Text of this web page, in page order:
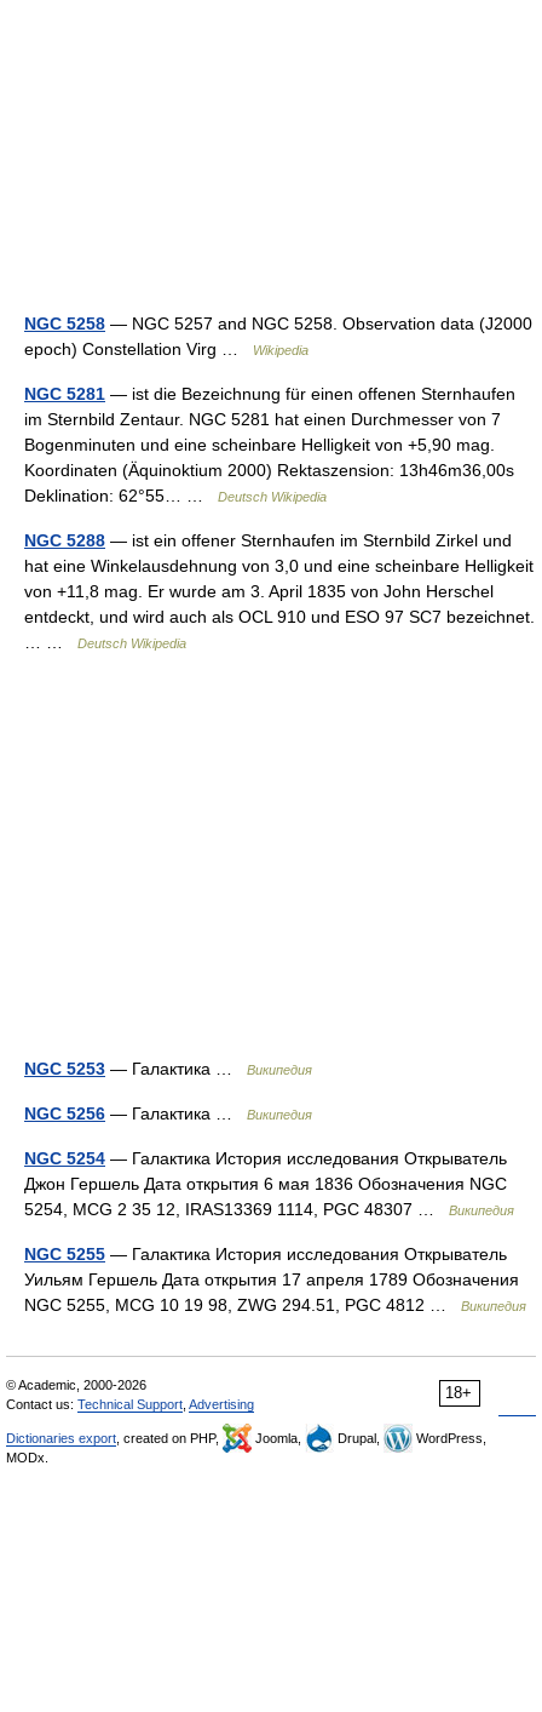
NGC 5258 — NGC 5257 and NGC 5258. Observation data (J2000
epoch) Constellation Virg …
Wikipedia
NGC 5281 — ist die Bezeichnung für einen offenen Sternhaufen
im Sternbild Zentaur. NGC 5281 hat einen Durchmesser von 7
Bogenminuten und eine scheinbare Helligkeit von +5,90 mag.
Koordinaten (Äquinoktium 2000) Rektaszension: 13h46m36,00s
Deklination: 62°55… …
Deutsch Wikipedia
NGC 5288 — ist ein offener Sternhaufen im Sternbild Zirkel und
hat eine Winkelausdehnung von 3,0 und eine scheinbare Helligkeit
von +11,8 mag. Er wurde am 3. April 1835 von John Herschel
entdeckt, und wird auch als OCL 910 und ESO 97 SC7 bezeichnet.
… …
Deutsch Wikipedia
NGC 5253 — Галактика … Википедия
NGC 5256 — Галактика … Википедия
NGC 5254 — Галактика История исследования Открыватель
Джон Гершель Дата открытия 6 мая 1836 Обозначения NGC
5254, MCG 2 35 12, IRAS13369 1114, PGC 48307 …
Википедия
NGC 5255 — Галактика История исследования Открыватель
Уильям Гершель Дата открытия 17 апреля 1789 Обозначения
NGC 5255, MCG 10 19 98, ZWG 294.51, PGC 4812 …
Википедия
18+
© Academic, 2000-2026
Contact us: Technical Support Advertising
Dictionaries export , created on PHP, Joomla, Drupal,
WordPress,
MODx.